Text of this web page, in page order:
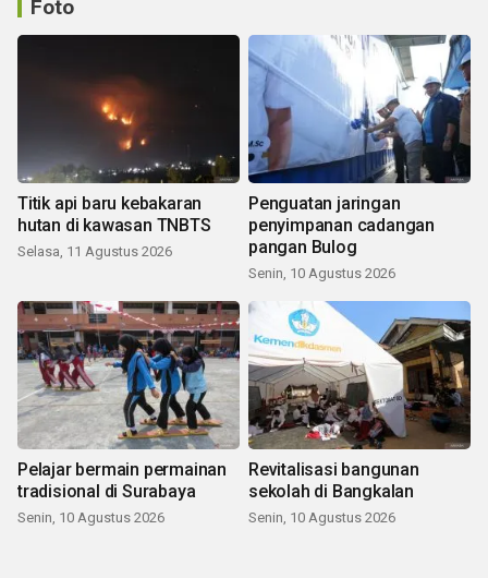
Foto
Titik api baru kebakaran
hutan di kawasan TNBTS
Selasa, 11 Agustus 2026
Penguatan jaringan
penyimpanan cadangan
pangan Bulog
Senin, 10 Agustus 2026
Pelajar bermain permainan
tradisional di Surabaya
Senin, 10 Agustus 2026
Revitalisasi bangunan
sekolah di Bangkalan
Senin, 10 Agustus 2026